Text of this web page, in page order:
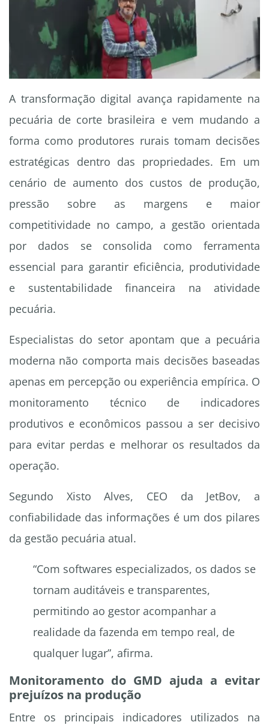
A transformação digital avança rapidamente na
pecuária de corte brasileira e vem mudando a
forma como produtores rurais tomam decisões
estratégicas dentro das propriedades. Em um
cenário de aumento dos custos de produção,
pressão sobre as margens e maior
competitividade no campo, a gestão orientada
por dados se consolida como ferramenta
essencial para garantir eficiência, produtividade
e sustentabilidade financeira na atividade
pecuária.
Especialistas do setor apontam que a pecuária
moderna não comporta mais decisões baseadas
apenas em percepção ou experiência empírica. O
monitoramento técnico de indicadores
produtivos e econômicos passou a ser decisivo
para evitar perdas e melhorar os resultados da
operação.
Segundo Xisto Alves, CEO da JetBov, a
confiabilidade das informações é um dos pilares
da gestão pecuária atual.
“Com softwares especializados, os dados se
tornam auditáveis e transparentes,
permitindo ao gestor acompanhar a
realidade da fazenda em tempo real, de
qualquer lugar”, afirma.
Monitoramento do GMD ajuda a evitar
prejuízos na produção
Entre os principais indicadores utilizados na